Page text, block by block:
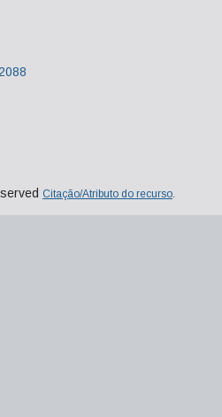
Citação/Atributo do recurso.